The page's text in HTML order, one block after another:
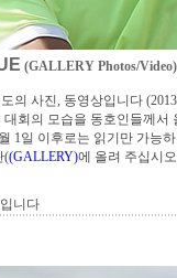
(GALLERY Photos/Video)
의 사진, 동영상입니다
대회의 모습을 동호인들께서
1일 이후로는 읽기만 가능
((GALLERY)에 올려 주십시오
니다